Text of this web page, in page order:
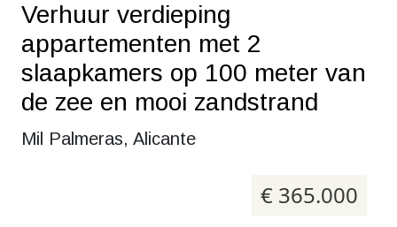
Verhuur verdieping
appartementen met 2
slaapkamers op 100 meter van
de zee en mooi zandstrand
Mil Palmeras, Alicante
€ 365.000